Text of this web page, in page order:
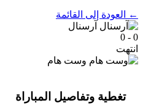
← العودة إلى القائمة
آرسنال
0 - 0
انتهت
وست هام
تغطية وتفاصيل المباراة